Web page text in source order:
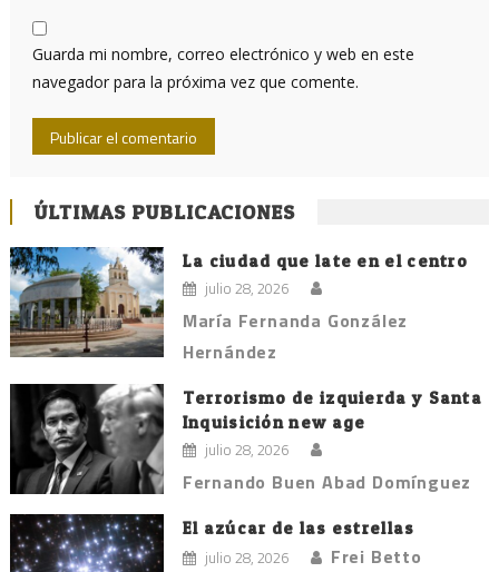
Guarda mi nombre, correo electrónico y web en este
navegador para la próxima vez que comente.
ÚLTIMAS PUBLICACIONES
La ciudad que late en el centro
julio 28, 2026
María Fernanda González
Hernández
Terrorismo de izquierda y Santa
Inquisición new age
julio 28, 2026
Fernando Buen Abad Domínguez
El azúcar de las estrellas
julio 28, 2026 Frei Betto